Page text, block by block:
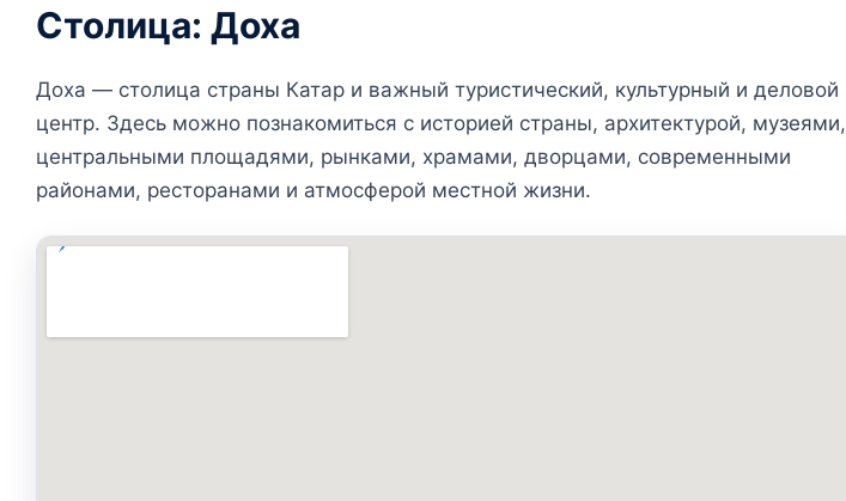
Столица: Доха
Доха — столица страны Катар и важный туристический, культурный и деловой
центр. Здесь можно познакомиться с историей страны, архитектурой, музеями,
центральными площадями, рынками, храмами, дворцами, современными
районами, ресторанами и атмосферой местной жизни.